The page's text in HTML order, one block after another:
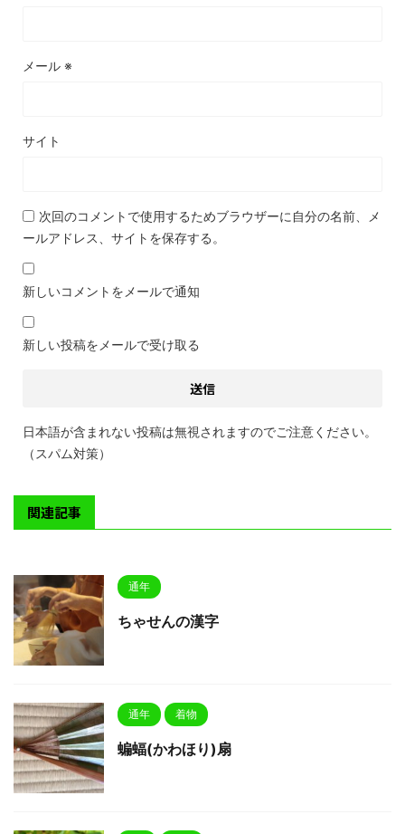
メール ※
サイト
次回のコメントで使用するためブラウザーに自分の名前、メ
ールアドレス、サイトを保存する。
新しいコメントをメールで通知
新しい投稿をメールで受け取る
日本語が含まれない投稿は無視されますのでご注意ください。
（スパム対策）
関連記事
通年
ちゃせんの漢字
通年 着物
蝙蝠(かわほり)扇